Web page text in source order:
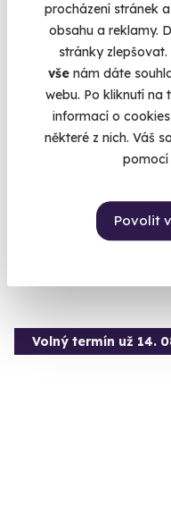
procházení stránek
obsahu a reklamy.
stránky
vše nám dáte
webu. Po kliknutí na
informací o
některé z nich. Váš
pomocí
Povolit
Zážitková střelba:
Z každé zbraně si
(+ 28 dalších lokalit)
Volný termín už 14.